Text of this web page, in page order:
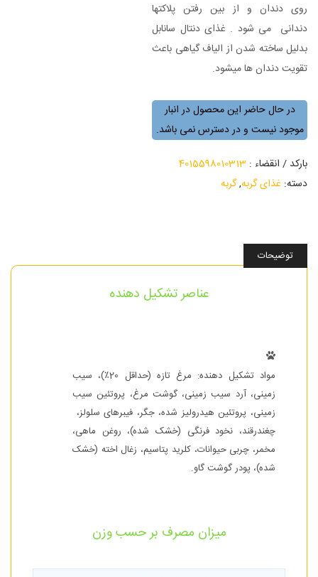
روی دندان و از بین رفتن پلاکتها
دندانی می شود . غذای دنتال سانابل
بدلیل ساخته شدن از الیاف گیاهی باعث
تقویت دندان ها میشود.
در حال حاضر این محصول در انبار
موجود نیست و در دسترس نمی باشد.
بارکد / انقضاء : 4015598010313
دسته: غذای گربه,گربه
توضیحات
عناصر تشکیل دهنده
مواد تشکیل دهنده: مرغ تازه (حداقل 20٪)، سیب
زمینی، آرد سیب زمینی، گوشت مرغ، پروتئین سیب
زمینی، پروتئین هیدرولیز شده، جگر، فیبرهای سلولز،
چغندرقند، نخود فرنگی (خشک شده)، روغن ماهی،
مخمر، چربی حیوانات، کلرید پتاسیم، زغال اخته (خشک
شده)، پودر گوشت گاو.
میزان مصرف بر حسب وزن